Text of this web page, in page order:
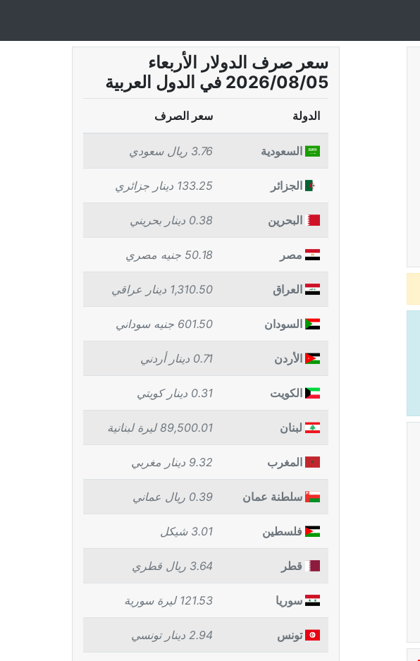
سعر صرف الدولار الأربعاء
2026/08/05 في الدول العربية
الدولة سعر الصرف
السعودية 3.76 ريال سعودي
الجزائر 133.25 دينار جزائري
البحرين 0.38 دينار بحريني
مصر 50.18 جنيه مصري
العراق 1,310.50 دينار عراقي
السودان 601.50 جنيه سوداني
الأردن 0.71 دينار أردني
الكويت 0.31 دينار كويتي
لبنان 89,500.01 ليرة لبنانية
المغرب 9.32 دينار مغربي
سلطنة عمان 0.39 ريال عماني
فلسطين 3.01 شيكل
قطر 3.64 ريال قطري
سوريا 121.53 ليرة سورية
تونس 2.94 دينار تونسي